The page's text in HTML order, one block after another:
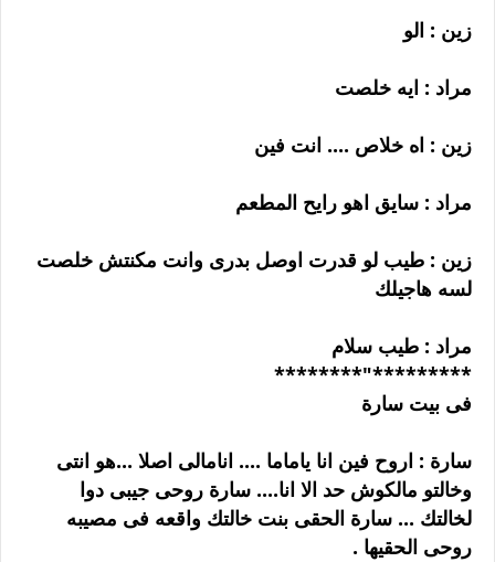
زين : الو
مراد : ايه خلصت
زين : اه خلاص .... انت فين
مراد : سايق اهو رايح المطعم
زين : طيب لو قدرت اوصل بدرى وانت مكنتش خلصت
لسه هاجيلك
مراد : طيب سلام
*********"********
فى بيت سارة
سارة : اروح فين انا ياماما .... انامالى اصلا ...هو انتى
وخالتو مالكوش حد الا انا.... سارة روحى جيبى دوا
لخالتك ... سارة الحقى بنت خالتك واقعه فى مصيبه
روحى الحقيها .